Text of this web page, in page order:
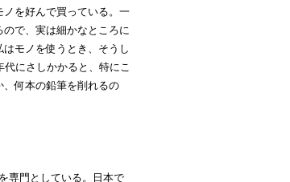
を好んで買っている。一
で、実は細かなところに
モノを使うとき、そうし
にさしかかると、特にこ
何本の鉛筆を削れるの
専門としている。日本で